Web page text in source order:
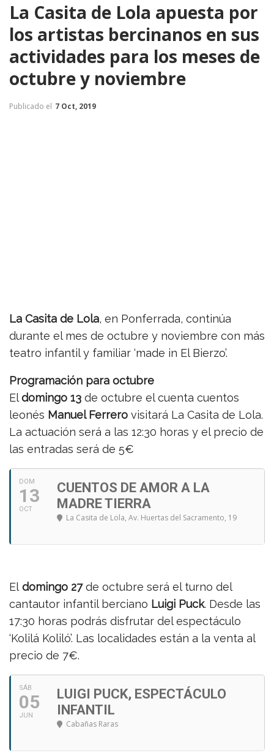
La Casita de Lola apuesta por
los artistas bercinanos en sus
actividades para los meses de
octubre y noviembre
Publicado el 7 Oct, 2019
La Casita de Lola, en Ponferrada, continúa
durante el mes de octubre y noviembre con más
teatro infantil y familiar ‘made in El Bierzo’.
Programación para octubre
Eldomingo 13 de octubre el cuenta cuentos
leonés Manuel Ferrero visitará La Casita de Lola.
La actuación será a las 12:30 horas y el precio de
las entradas será de 5€
DOM
13
OCT
CUENTOS DE AMOR A LA
MADRE TIERRA
La Casita de Lola, Av. Huertas del Sacramento, 19
El domingo 27de octubre será el turno del
cantautor infantil berciano Luigi Puck. Desde las
17:30 horas podrás disfrutar del espectáculo
‘Kolilá Koliló’. Las localidades están a la venta al
precio de 7€.
SÁB
05
JUN
LUIGI PUCK, ESPECTÁCULO
INFANTIL
Cabañas Raras